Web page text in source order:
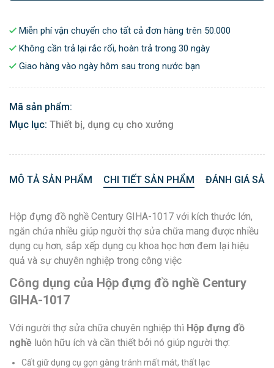
Miễn phí vận chuyển cho tất cả đơn hàng trên 50.000
Không cần trả lại rắc rối, hoàn trả trong 30 ngày
Giao hàng vào ngày hôm sau trong nước bạn
Mã sản phẩm:
Mục lục: Thiết bị, dụng cụ cho xưởng
MÔ TẢ SẢN PHẨM CHI TIẾT SẢN PHẨM ĐÁNH GIÁ
Hộp đựng đồ nghề Century GIHA-1017 với kích thước lớn,
ngăn chứa nhiều giúp người thợ sửa chữa mang được nhiều
dụng cụ hơn, sắp xếp dụng cụ khoa học hơn đem lại hiệu
quả và sự chuyên nghiệp trong công việc
Công dụng của Hộp đựng đồ nghề Century
GIHA-1017
Với người thợ sửa chữa chuyên nghiệp thì Hộp đựng đồ
nghề luôn hữu ích và cần thiết bởi nó giúp người thợ:
Cất giữ dụng cụ gọn gàng tránh mất mát, thất lạc